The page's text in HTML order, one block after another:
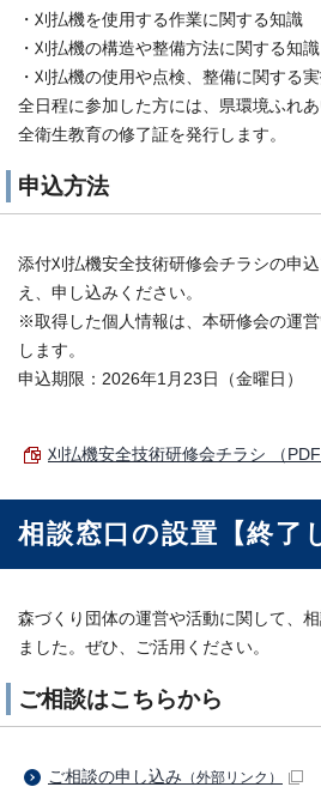
・刈払機を使用する作業に関する知識
・刈払機の構造や整備方法に関する知識
・刈払機の使用や点検、整備に関する
全日程に参加した方には、県環境ふれ
全衛生教育の修了証を発行します。
申込方法
添付刈払機安全技術研修会チラシの申
え、申し込みください。
※取得した個人情報は、本研修会の運
します。
申込期限：2026年1月23日（金曜日）
刈払機安全技術研修会チラシ （PDF
相談窓口の設置【終了
森づくり団体の運営や活動に関して、
ました。ぜひ、ご活用ください。
ご相談はこちらから
ご相談の申し込み （外部リンク）